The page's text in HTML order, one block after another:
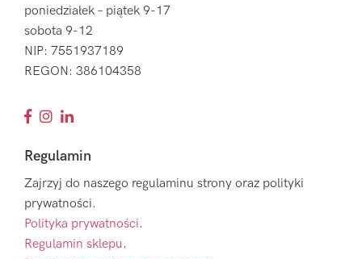
poniedziałek – piątek 9-17
sobota 9-12
NIP: 7551937189
REGON: 386104358
Regulamin
Zajrzyj do naszego regulaminu strony oraz polityki
prywatności.
Polityka prywatności.
Regulamin sklepu.